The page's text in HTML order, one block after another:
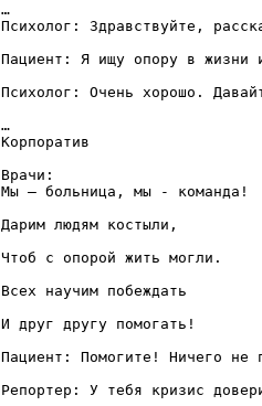
…
Психолог: Здравствуйте,
Пациент: Я ищу опору в жизни
Психолог: Очень хорошо.
…
Корпоратив
Врачи:
Мы – больница, мы - команда!
Дарим людям костыли,
Чтоб с опорой жить могли.
Всех научим побеждать
И друг другу помогать!
Пациент: Помогите! Ничего
Репортер: У тебя кризис